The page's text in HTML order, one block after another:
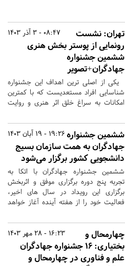
08:47 - 3 آذر 1403 تهران: نشست
رونمایی از پوستر بخش هنری
ششمین جشنواره
جهادگران+تصویر
یکی از اصلی ترین اهداف این جشنواره
شناسایی افراد مستعدیست که با کمترین
امکانات به سراغ خلق اثر هنری و روایت
19:26 - 19 آبان 1403 ششمین جشنواره
جهادگران به همت سازمان بسیج
دانشجویی کشور برگزار می‌شود
ششمین جشنواره جهادگران با اتکا به
تجربه پنج دوره برگزاری موفق و اثربخش
برگزاری این رویداد در سال های اخیر،
فعالیت خود را از هفته آینده آغاز خواهد
16:23 - 28 مهر 1403
چهارمحال و
بختیاری:
۱۶ جشنواره جهادگران
علم و فناوری در چهارمحال و